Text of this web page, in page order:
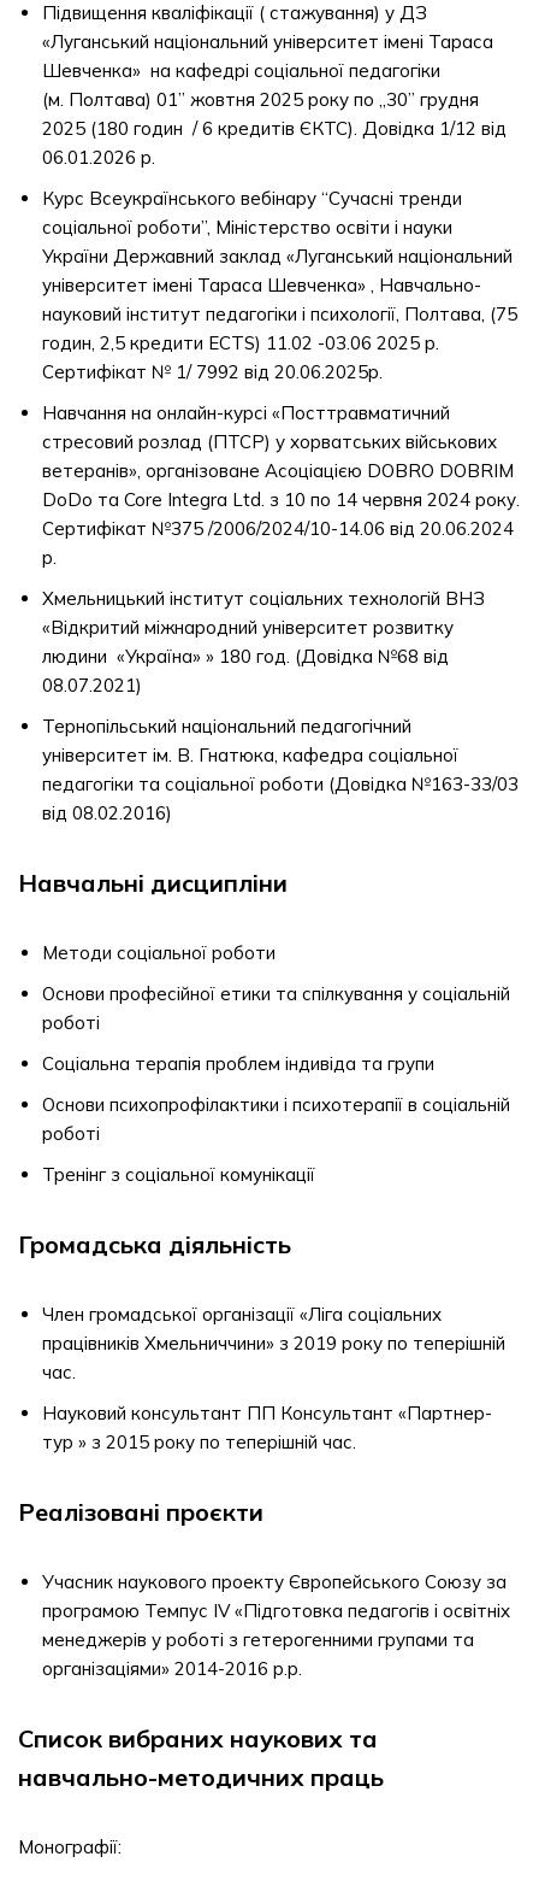
Підвищення кваліфікації ( стажування) у ДЗ
«Луганський національний університет імені Тараса
Шевченка» на кафедрі соціальної педагогіки
(м. Полтава) 01” жовтня 2025 року по „30” грудня
2025 (180 годин / 6 кредитів ЄКТС). Довідка 1/12 від
06.01.2026 р.
Курс Всеукраїнського вебінару “Сучасні тренди
соціальної роботи”, Міністерство освіти і науки
України Державний заклад «Луганський національний
університет імені Тараса Шевченка» , Навчально-
науковий інститут педагогіки і психології, Полтава, (75
годин, 2,5 кредити ECTS) 11.02 -03.06 2025 р.
Сертифікат № 1/ 7992 від 20.06.2025р.
Навчання на онлайн-курсі «Посттравматичний
стресовий розлад (ПТСР) у хорватських військових
ветеранів», організоване Асоціацією DOBRO DOBRIM
DoDo та Core Integra Ltd. з 10 по 14 червня 2024 року.
Сертифікат №375 /2006/2024/10-14.06 від 20.06.2024
р.
Хмельницький інститут соціальних технологій ВНЗ
«Відкритий міжнародний університет розвитку
людини «Україна» » 180 год. (Довідка №68 від
08.07.2021)
Тернопільський національний педагогічний
університет ім. В. Гнатюка, кафедра соціальної
педагогіки та соціальної роботи (Довідка №163-33/03
від 08.02.2016)
Навчальні дисципліни
Методи соціальної роботи
Основи професійної етики та спілкування у соціальній
роботі
Соціальна терапія проблем індивіда та групи
Основи психопрофілактики і психотерапії в соціальній
роботі
Тренінг з соціальної комунікації
Громадська діяльність
Член громадської організації «Ліга соціальних
працівників Хмельниччини» з 2019 року по теперішній
час.
Науковий консультант ПП Консультант «Партнер-
тур » з 2015 року по теперішній час.
Реалізовані проєкти
Учасник наукового проекту Європейського Союзу за
програмою Темпус IV «Підготовка педагогів і освітніх
менеджерів у роботі з гетерогенними групами та
організаціями» 2014-2016 р.р.
Список вибраних наукових та
навчально-методичних праць
Монографії: